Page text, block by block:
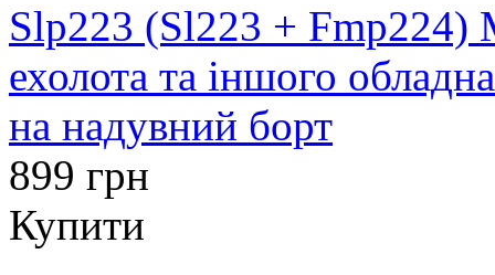
Slp223 (Sl223 +
ехолота та іншого
на надувний борт
899 грн
Купити